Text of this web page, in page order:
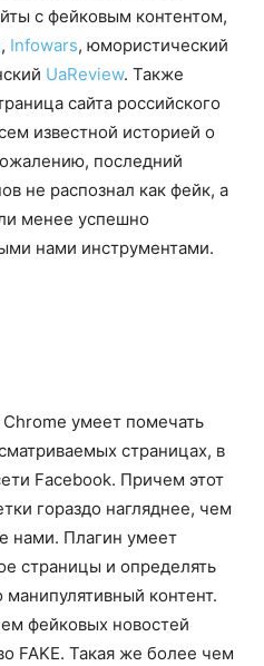
с фейковым контентом,
, Infowars, юмористический
UaReview. Также
сайта российского
известной историей о
последний
не распознал как фейк, а
менее успешно
нами инструментами.
Chrome умеет помечать
страницах, в
Facebook. Причем этот
гораздо нагляднее, чем
нами. Плагин умеет
страницы и определять
контент.
фейковых новостей
FAKE. Такая же более чем